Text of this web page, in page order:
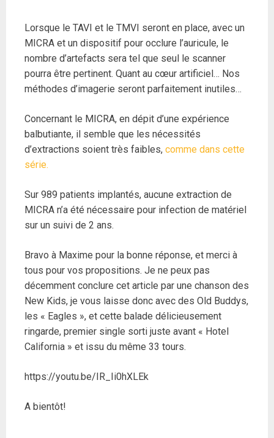
Lorsque le TAVI et le TMVI seront en place, avec un
MICRA et un dispositif pour occlure l’auricule, le
nombre d’artefacts sera tel que seul le scanner
pourra être pertinent. Quant au cœur artificiel… Nos
méthodes d’imagerie seront parfaitement inutiles…
Concernant le MICRA, en dépit d’une expérience
balbutiante, il semble que les nécessités
d’extractions soient très faibles, comme dans cette
série.
Sur 989 patients implantés, aucune extraction de
MICRA n’a été nécessaire pour infection de matériel
sur un suivi de 2 ans.
Bravo à Maxime pour la bonne réponse, et merci à
tous pour vos propositions. Je ne peux pas
décemment conclure cet article par une chanson des
New Kids, je vous laisse donc avec des Old Buddys,
les « Eagles », et cette balade délicieusement
ringarde, premier single sorti juste avant « Hotel
California » et issu du même 33 tours.
https://youtu.be/IR_Ii0hXLEk
A bientôt!